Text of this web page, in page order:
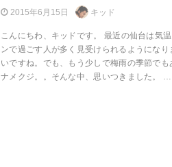
2015年6月15日 キッド
こんにちわ、キッドです。 最近の仙台は気
ンで過ごす人が多く見受けられるようにな
いですね。でも、もう少しで梅雨の季節でも
ナメクジ。。そんな中、思いつきました。 …